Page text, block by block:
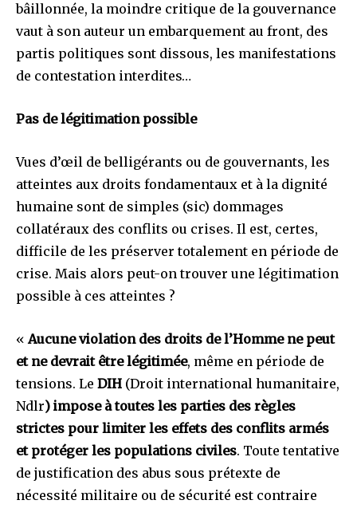
bâillonnée, la moindre critique de la gouvernance
vaut à son auteur un embarquement au front, des
partis politiques sont dissous, les manifestations
de contestation interdites…
Pas de légitimation possible
Vues d’œil de belligérants ou de gouvernants, les
atteintes aux droits fondamentaux et à la dignité
humaine sont de simples (sic) dommages
collatéraux des conflits ou crises. Il est, certes,
difficile de les préserver totalement en période de
crise. Mais alors peut-on trouver une légitimation
possible à ces atteintes ?
«Aucune violation des droits de l’Homme ne peut
et ne devrait être légitimée, même en période de
tensions. Le DIH (Droit international humanitaire,
Ndlr) impose à toutes les parties des règles
strictes pour limiter les effets des conflits armés
et protéger les populations civiles. Toute tentative
de justification des abus sous prétexte de
nécessité militaire ou de sécurité est contraire